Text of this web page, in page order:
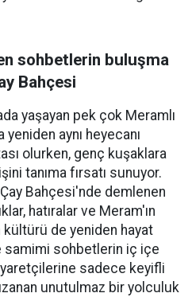
sohbetlerin buluşma
Bahçesi
yaşayan pek çok Meramlı
aynı heyecanı
olurken, genç kuşaklara
tanıma fırsatı sunuyor.
Bahçesi'nde demlenen
hatıralar ve Meram'ın
kültürü de yeniden hayat
samimi sohbetlerin iç içe
sadece keyifli
unutulmaz bir yolculuk